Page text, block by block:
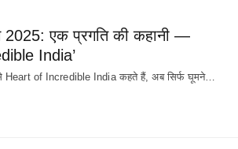
2025: एक प्रगति की कहानी —
India’
Heart of Incredible India कहते हैं, अब सिर्फ घूमने…